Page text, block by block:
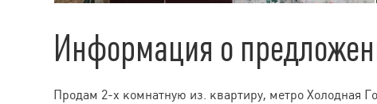
Информация о
Продам 2-х комнатную из. квартиру, метро Холодная